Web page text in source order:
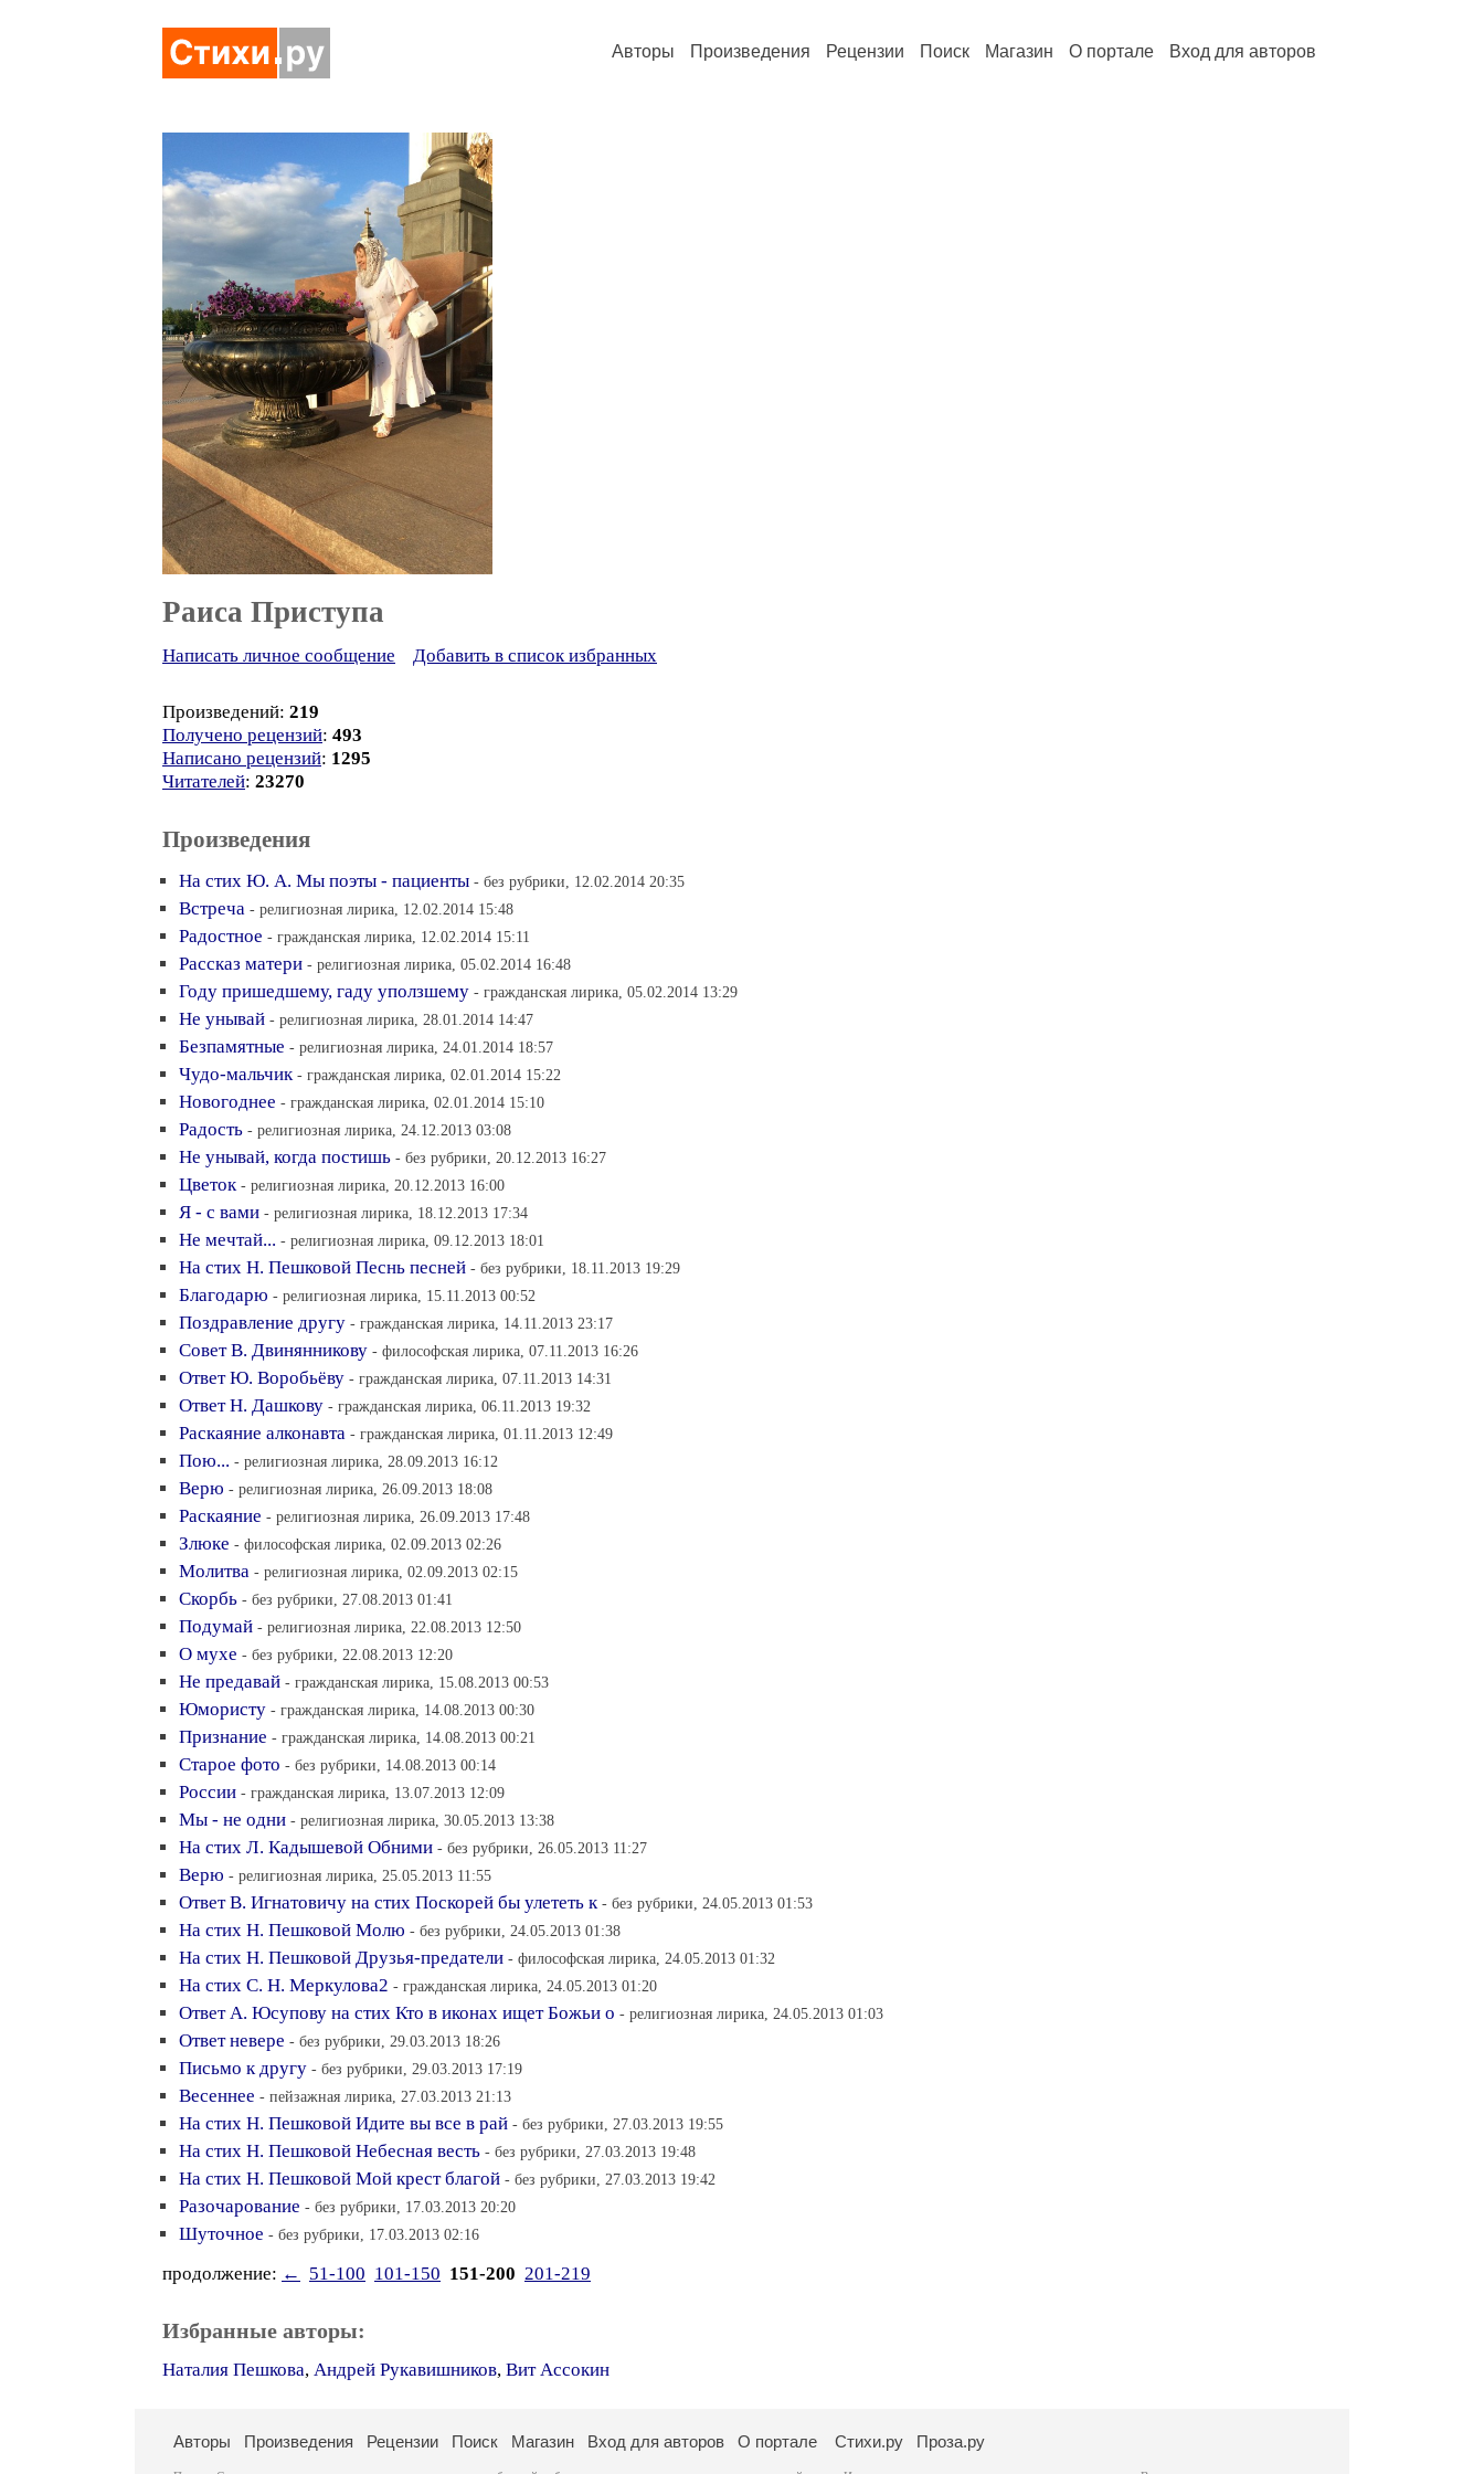
Авторы Произведения Рецензии Поиск Магазин О портале Вход для авторов
Раиса Приступа
Написать личное сообщение Добавить в список избранных
Произведений: 219
Получено рецензий: 493
Написано рецензий: 1295
Читателей: 23270
Произведения
На стих Ю. А. Мы поэты - пациенты - без рубрики, 12.02.2014 20:35
Встреча - религиозная лирика, 12.02.2014 15:48
Радостное - гражданская лирика, 12.02.2014 15:11
Рассказ матери - религиозная лирика, 05.02.2014 16:48
Году пришедшему, гаду уползшему - гражданская лирика, 05.02.2014 13:29
Не унывай - религиозная лирика, 28.01.2014 14:47
Безпамятные - религиозная лирика, 24.01.2014 18:57
Чудо-мальчик - гражданская лирика, 02.01.2014 15:22
Новогоднее - гражданская лирика, 02.01.2014 15:10
Радость - религиозная лирика, 24.12.2013 03:08
Не унывай, когда постишь - без рубрики, 20.12.2013 16:27
Цветок - религиозная лирика, 20.12.2013 16:00
Я - с вами - религиозная лирика, 18.12.2013 17:34
Не мечтай... - религиозная лирика, 09.12.2013 18:01
На стих Н. Пешковой Песнь песней - без рубрики, 18.11.2013 19:29
Благодарю - религиозная лирика, 15.11.2013 00:52
Поздравление другу - гражданская лирика, 14.11.2013 23:17
Совет В. Двинянникову - философская лирика, 07.11.2013 16:26
Ответ Ю. Воробьёву - гражданская лирика, 07.11.2013 14:31
Ответ Н. Дашкову - гражданская лирика, 06.11.2013 19:32
Раскаяние алконавта - гражданская лирика, 01.11.2013 12:49
Пою... - религиозная лирика, 28.09.2013 16:12
Верю - религиозная лирика, 26.09.2013 18:08
Раскаяние - религиозная лирика, 26.09.2013 17:48
Злюке - философская лирика, 02.09.2013 02:26
Молитва - религиозная лирика, 02.09.2013 02:15
Скорбь - без рубрики, 27.08.2013 01:41
Подумай - религиозная лирика, 22.08.2013 12:50
О мухе - без рубрики, 22.08.2013 12:20
Не предавай - гражданская лирика, 15.08.2013 00:53
Юмористу - гражданская лирика, 14.08.2013 00:30
Признание - гражданская лирика, 14.08.2013 00:21
Старое фото - без рубрики, 14.08.2013 00:14
России - гражданская лирика, 13.07.2013 12:09
Мы - не одни - религиозная лирика, 30.05.2013 13:38
На стих Л. Кадышевой Обними - без рубрики, 26.05.2013 11:27
Верю - религиозная лирика, 25.05.2013 11:55
Ответ В. Игнатовичу на стих Поскорей бы улететь к - без рубрики, 24.05.2013 01:53
На стих Н. Пешковой Молю - без рубрики, 24.05.2013 01:38
На стих Н. Пешковой Друзья-предатели - философская лирика, 24.05.2013 01:32
На стих С. Н. Меркулова2 - гражданская лирика, 24.05.2013 01:20
Ответ А. Юсупову на стих Кто в иконах ищет Божьи о - религиозная лирика, 24.05.2013 01:03
Ответ невере - без рубрики, 29.03.2013 18:26
Письмо к другу - без рубрики, 29.03.2013 17:19
Весеннее - пейзажная лирика, 27.03.2013 21:13
На стих Н. Пешковой Идите вы все в рай - без рубрики, 27.03.2013 19:55
На стих Н. Пешковой Небесная весть - без рубрики, 27.03.2013 19:48
На стих Н. Пешковой Мой крест благой - без рубрики, 27.03.2013 19:42
Разочарование - без рубрики, 17.03.2013 20:20
Шуточное - без рубрики, 17.03.2013 02:16
продолжение: ← 51-100 101-150 151-200 201-219
Избранные авторы:
Наталия Пешкова, Андрей Рукавишников, Вит Ассокин
Авторы Произведения Рецензии Поиск Магазин Вход для авторов О портале Стихи.ру Проза.ру